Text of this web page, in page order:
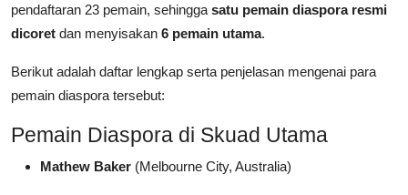
pendaftaran 23 pemain, sehingga satu pemain diaspora resmi
dicoret dan menyisakan 6 pemain utama.
Berikut adalah daftar lengkap serta penjelasan mengenai para
pemain diaspora tersebut:
Pemain Diaspora di Skuad Utama
Mathew Baker (Melbourne City, Australia)